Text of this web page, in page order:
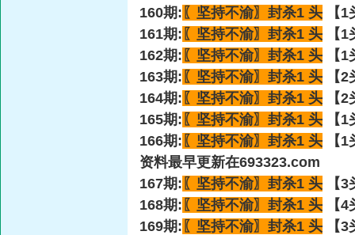
160期: 〖坚持不渝〗 封杀1 头 【1
161期: 〖坚持不渝〗 封杀1 头 【1
162期: 〖坚持不渝〗 封杀1 头 【1
163期: 〖坚持不渝〗 封杀1 头 【2
164期: 〖坚持不渝〗 封杀1 头 【2
165期: 〖坚持不渝〗 封杀1 头 【1
166期: 〖坚持不渝〗 封杀1 头 【1
资料最早更新在693323.com
167期: 〖坚持不渝〗 封杀1 头 【3
168期: 〖坚持不渝〗 封杀1 头 【4
169期: 〖坚持不渝〗 封杀1 头 【3